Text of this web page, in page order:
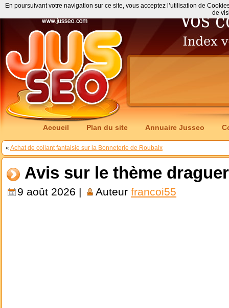
Accueil Plan du site Annuaire Jusseo
« Achat de collant fantaisie sur la Bonneterie de Roubaix
Avis sur le thème
9 août 2026 | Auteur francoi55
En poursuivant votre navigation sur ce site, vous acceptez l’utilisation de
de